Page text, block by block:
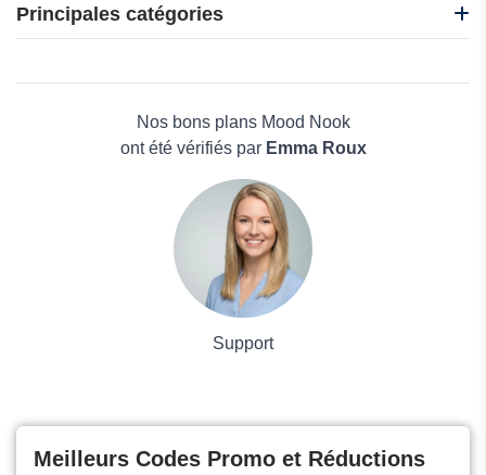
Jardi Deco
Coohom
HOMMI
Un amour de tapis
Principales catégories
Maison & JardinNos bons plans Mood Nook
ont été vérifiés par Emma Roux
Support
Meilleurs Codes Promo et Réductions